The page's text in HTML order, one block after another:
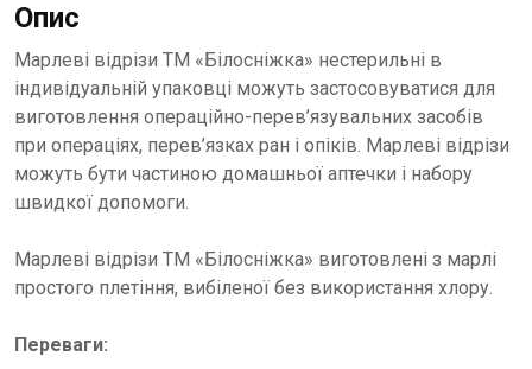
Опис
Марлеві відрізи ТМ «Білосніжка» нестерильні в
індивідуальній упаковці можуть застосовуватися для
виготовлення операційно-перев’язувальних засобів
при операціях, перев’язках ран і опіків. Марлеві відрізи
можуть бути частиною домашньої аптечки і набору
швидкої допомоги.
Марлеві відрізи ТМ «Білосніжка» виготовлені з марлі
простого плетіння, вибіленої без використання хлору.
Переваги: